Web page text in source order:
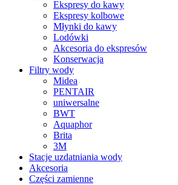
Ekspresy do kawy
Ekspresy kolbowe
Młynki do kawy
Lodówki
Akcesoria do ekspresów
Konserwacja
Filtry wody
Midea
PENTAIR
uniwersalne
BWT
Aquaphor
Brita
3M
Stacje uzdatniania wody
Akcesoria
Części zamienne